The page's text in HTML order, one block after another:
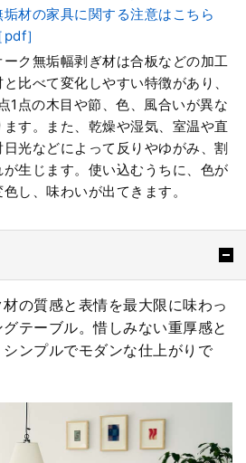
垢材の家具に関する注意はこちら
pdf］
ーク無垢幅剥ぎ材は合板などの加工
と比べて変化しやすい特徴があり、
1点の木目や節、色、風合いが異な
ます。また、乾燥や湿気、室温や直
日光などによって反りやゆがみ、割
が生じます。使い込むうちに、色が
色し、味わいが出てきます。
の質感と表情を最大限に味わっ
テーブル。惜しみない重厚感と
ンプルでモダンな仕上がりで